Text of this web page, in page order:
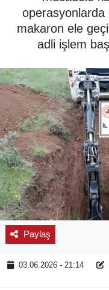
makaron ele
adli işlem
Paylaş
03.06.2026 - 21:14
SAĞLIK
SPOR
ÇEVRE
YAŞAM
BİLİM -
KADIN
KÜLTÜR
MAGAZİN